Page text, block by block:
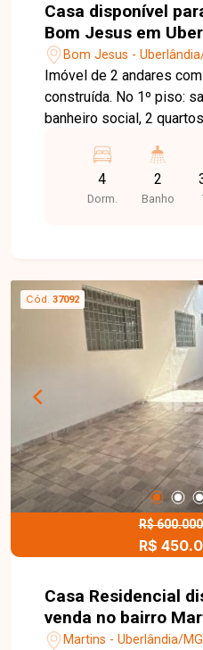
Casa disponível
Bom Jesus em
Bom Jesus -
Imóvel de 2 andares
construída. No 1º piso:
banheiro social, 2
simples nos fundos sem
piso: 2 salas, cozinha,
hall, banheiro social e 2
4
Dorm.
2
Banho
Cód. 37092
R$
R$
Casa Residencial
venda no bairro
Uberlândia-MG
Martins - Uberlândia/MG